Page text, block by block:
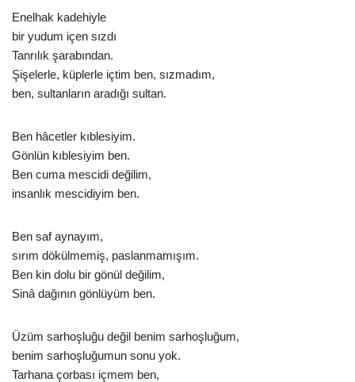
Enelhak kadehiyle
bir yudum içen sızdı
Tanrılık şarabından.
Şişelerle, küplerle içtim ben, sızmadım,
ben, sultanların aradığı sultan.
Ben hâcetler kıblesiyim.
Gönlün kıblesiyim ben.
Ben cuma mescidi değilim,
insanlık mescidiyim ben.
Ben saf aynayım,
sırım dökülmemiş, paslanmamışım.
Ben kin dolu bir gönül değilim,
Sinâ dağının gönlüyüm ben.
Üzüm sarhoşluğu değil benim sarhoşluğum,
benim sarhoşluğumun sonu yok.
Tarhana çorbası içmem ben,